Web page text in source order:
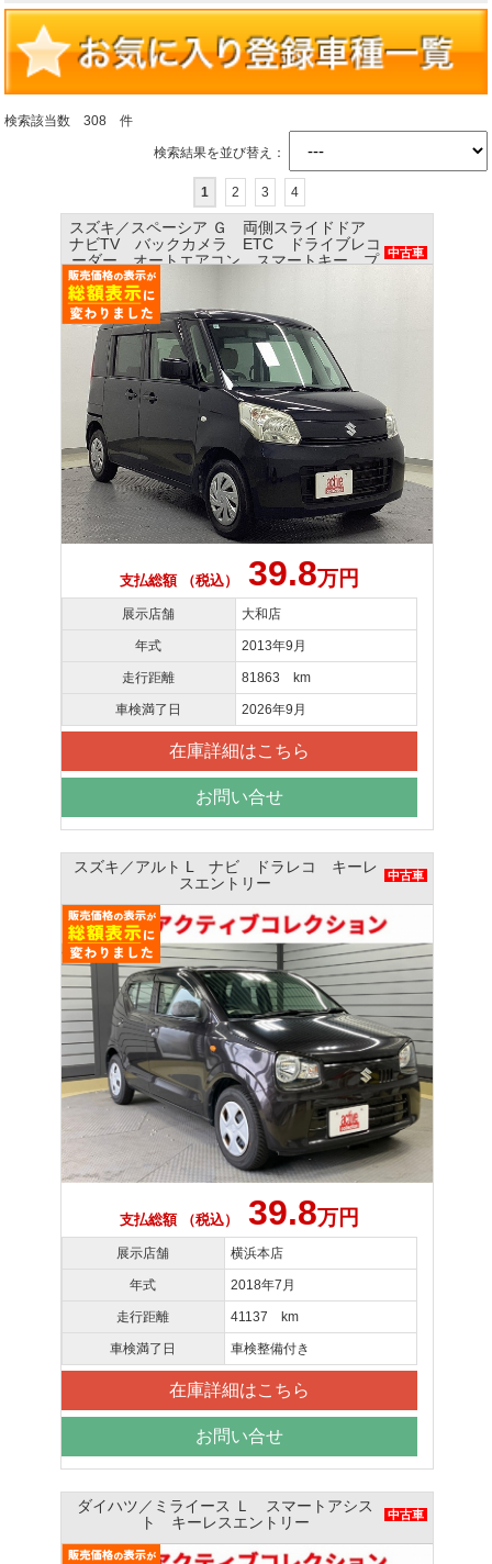
検索該当数 308 件
検索結果を並び替え：
1 2 3 4
スズキ／スペーシア Ｇ 両側スライドドア
ナビTV バックカメラ ETC ドライブレコ
ーダー オートエアコン スマートキー プ
中古車
支払総額 （税込） 39.8万円
展示店舗 大和店
年式 2013年9月
走行距離 81863 km
車検満了日 2026年9月
在庫詳細はこちら
お問い合せ
スズキ／アルト L ナビ ドラレコ キーレ
スエントリー
中古車
支払総額 （税込） 39.8万円
展示店舗 横浜本店
年式 2018年7月
走行距離 41137 km
車検満了日 車検整備付き
在庫詳細はこちら
お問い合せ
ダイハツ／ミライース Ｌ スマートアシス
ト キーレスエントリー
中古車